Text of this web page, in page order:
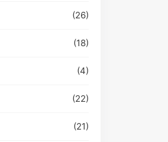
(26)
(18)
(4)
(22)
(21)